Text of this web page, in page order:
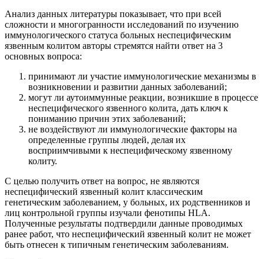
Анализ данных литературы показывает, что при всей
сложности и многогранности исследований по изучению
иммунологического статуса больных неспецифическим
язвенным колитом авторы стремятся найти ответ на 3
основных вопроса:
принимают ли участие иммунологические механизмы в
возникновении и развитии данных заболеваний;
могут ли аутоиммунные реакции, возникшие в процессе
неспецифического язвенного колита, дать ключ к
пониманию причин этих заболеваний;
не воздействуют ли иммунологические факторы на
определенные группы людей, делая их
восприимчивыми к неспецифическому язвенному
колиту.
С целью получить ответ на вопрос, не являются
неспецифический язвенный колит классическим
генетическим заболеванием, у больных, их родственников и
лиц контрольной группы изучали фенотипы HLA.
Полученные результаты подтвердили данные проводимых
ранее работ, что неспецифический язвенный колит не может
быть отнесен к типичным генетическим заболеваниям.